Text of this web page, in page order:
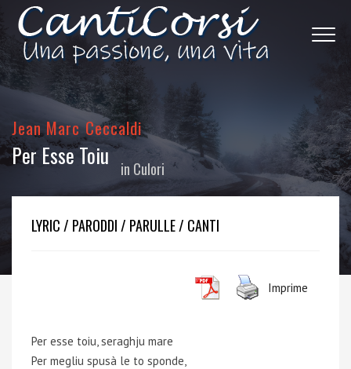
Jean Marc Ceccaldi
Per Esse Toiu in Culori
LYRIC / PARODDI / PARULLE / CANTI
Imprime
Per esse toiu, seraghju mare
Per megliu spusà le to sponde,